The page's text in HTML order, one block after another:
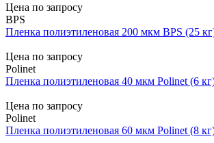
Цена по запросу
BPS
Пленка полиэтиленовая 200 мкм BPS (25
Цена по запросу
Polinet
Пленка полиэтиленовая 40 мкм Polinet (6
Цена по запросу
Polinet
Пленка полиэтиленовая 60 мкм Polinet (8